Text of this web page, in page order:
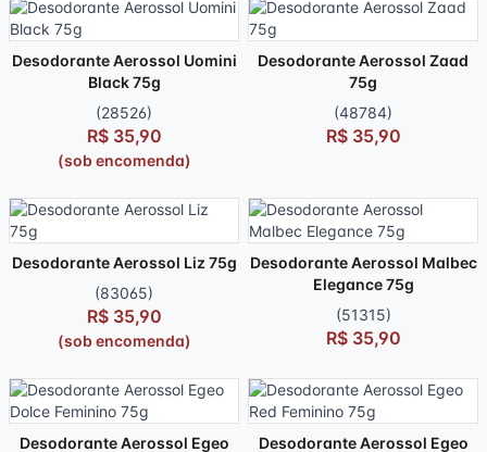
Desodorante Aerossol Uomini
Black 75g
(28526)
R$ 35,90
(sob encomenda)
Desodorante Aerossol Zaad
75g
(48784)
R$ 35,90
Desodorante Aerossol Liz 75g
(83065)
R$ 35,90
(sob encomenda)
Desodorante Aerossol Malbec
Elegance 75g
(51315)
R$ 35,90
Desodorante Aerossol Egeo
Desodorante Aerossol Egeo